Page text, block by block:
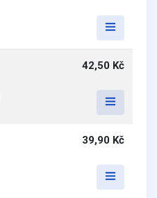
42,50 Kč
39,90 Kč